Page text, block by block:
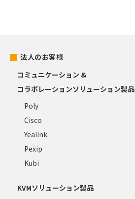
法人のお客様
コミュニケーション &
コラボレーションソリューション製品
Poly
Cisco
Yealink
Pexip
Kubi
KVMソリューション製品